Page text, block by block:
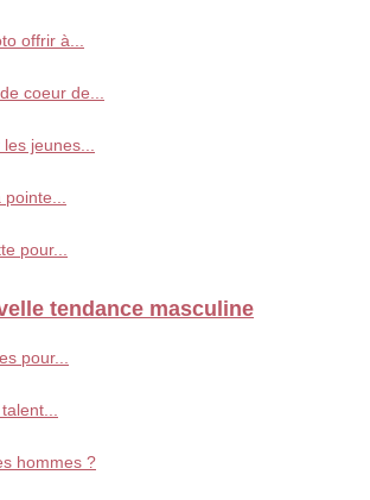
offrir à...
coeur de...
jeunes...
pointe...
pour...
tendance masculine
pour...
hommes ?